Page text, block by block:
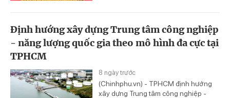
Định hướng xây dựng Trung tâm công nghiệp
- năng lượng quốc gia theo mô hình đa cực tại
TPHCM
8 ngày trước
(Chinhphu.vn) - TPHCM định hướng
xây dựng Trung tâm công nghiệp -